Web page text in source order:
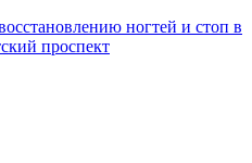
ногтей и стоп в
проспект